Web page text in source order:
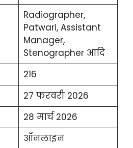
Radiographer,
Patwari, Assistant
Manager,
Stenographer आदि
216
27 फरवरी 2026
28 मार्च 2026
ऑनलाइन